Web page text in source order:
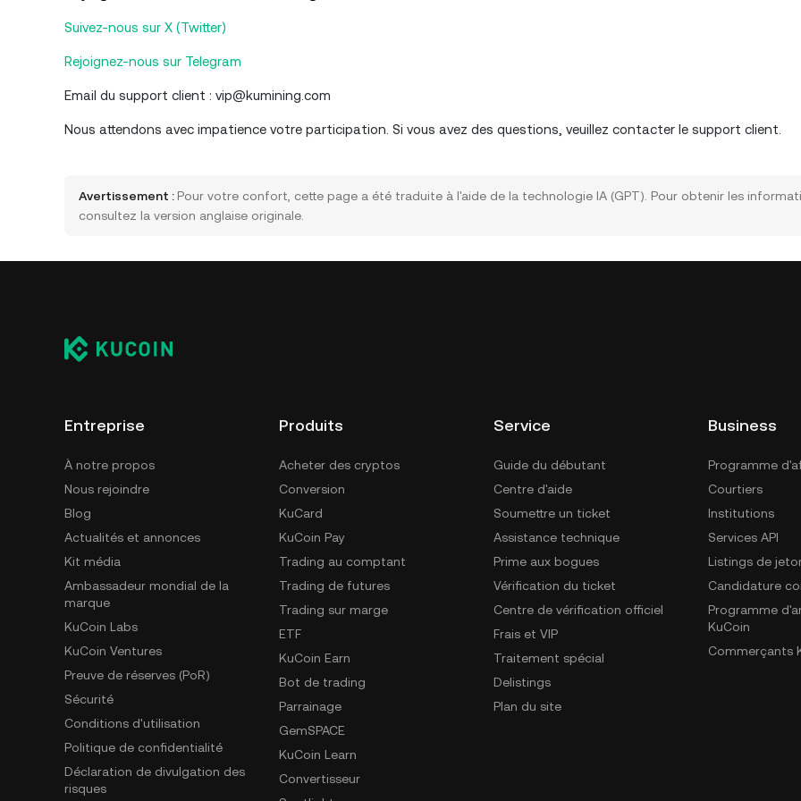
Suivez-nous sur X (Twitter)
Rejoignez-nous sur Telegram
Email du support client : vip@kumining.com
Nous attendons avec impatience votre participation. Si vous avez des questions, veuillez contacter le support client.
Avertissement : Pour votre confort, cette page a été traduite à l'aide de la technologie IA (GPT). Pour obtenir les
consultez la version anglaise originale.
Entreprise
À notre propos
Nous rejoindre
Blog
Actualités et annonces
Kit média
Ambassadeur mondial de la
marque
KuCoin Labs
KuCoin Ventures
Preuve de réserves (PoR)
Sécurité
Conditions d'utilisation
Politique de confidentialité
Déclaration de divulgation des
risques
Produits
Acheter des cryptos
Conversion
KuCard
KuCoin Pay
Trading au comptant
Trading de futures
Trading sur marge
ETF
KuCoin Earn
Bot de trading
Parrainage
GemSPACE
KuCoin Learn
Convertisseur
Service
Guide du débutant
Centre d'aide
Soumettre un ticket
Assistance technique
Prime aux bogues
Vérification du ticket
Centre de vérification officiel
Frais et VIP
Traitement spécial
Delistings
Plan du site
Business
Programme
Courtiers
Institutions
Services API
Listings de
Candidature
Programme
KuCoin
Commerçants